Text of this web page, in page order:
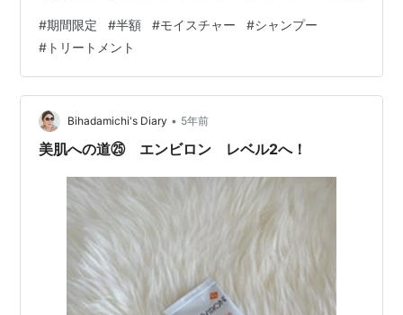
酸やセラミド、アミノ酸、コラーゲンなどの保湿成分
や、ビタミン類、植物エキスなどが配合されています。
これらの成分が、髪の毛を傷つけずに保湿し、栄養を与
えることができます。 モイスチャーシャンプー&トリー
トメントは、乾燥した髪の毛やパサつきが気になる方、
カラーやパーマをしている方、ダメージヘアの方に…
#期間限定 #半額 #モイスチャー #シャンプー
# トリートメント
Bihadamichi's Diary • 5年前
美肌への道㉕ エンビロン レベル2へ！